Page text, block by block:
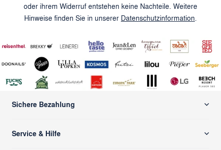
oder ihrem Widerruf entstehen keine Nachteile. Weitere
Hinweise finden Sie in unserer Datenschutzinformation.
Sichere Bezahlung
Service & Hilfe